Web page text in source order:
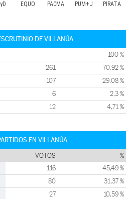
EQUO PACMA PUM+J PIRATA
DE VILLANÚA
100 %
261 70,92 %
107 29,08 %
6 2,3 %
12 4,71 %
EN VILLANÚA
VOTOS %
116 45,49 %
80 31,37 %
27 10,59 %